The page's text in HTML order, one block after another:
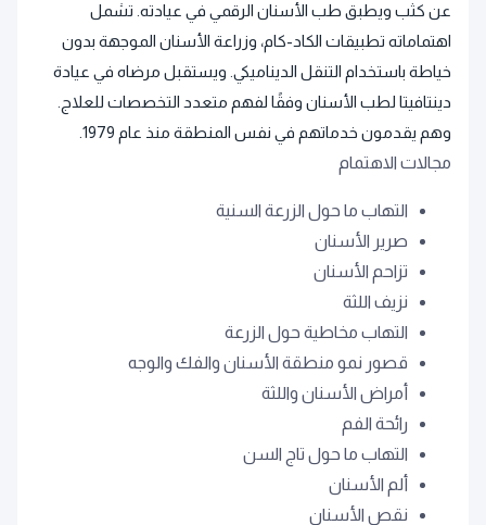
عن كثب ويطبق طب الأسنان الرقمي في عيادته. تشمل
اهتماماته تطبيقات الكاد-كام، وزراعة الأسنان الموجهة بدون
خياطة باستخدام التنقل الديناميكي. ويستقبل مرضاه في عيادة
دينتافيتا لطب الأسنان وفقًا لفهم متعدد التخصصات للعلاج.
وهم يقدمون خدماتهم في نفس المنطقة منذ عام 1979.
مجالات الاهتمام
التهاب ما حول الزرعة السنية
صرير الأسنان
تزاحم الأسنان
نزيف اللثة
التهاب مخاطية حول الزرعة
قصور نمو منطقة الأسنان والفك والوجه
أمراض الأسنان واللثة
رائحة الفم
التهاب ما حول تاج السن
ألم الأسنان
نقص الأسنان